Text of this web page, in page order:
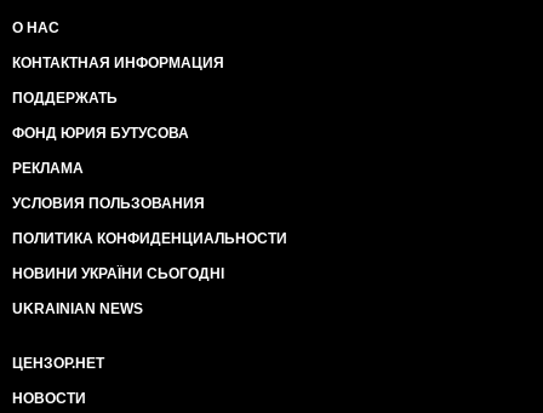
О НАС
КОНТАКТНАЯ ИНФОРМАЦИЯ
ПОДДЕРЖАТЬ
ФОНД ЮРИЯ БУТУСОВА
РЕКЛАМА
УСЛОВИЯ ПОЛЬЗОВАНИЯ
ПОЛИТИКА КОНФИДЕНЦИАЛЬНОСТИ
НОВИНИ УКРАЇНИ СЬОГОДНІ
UKRAINIAN NEWS
ЦЕНЗОР.НЕТ
НОВОСТИ